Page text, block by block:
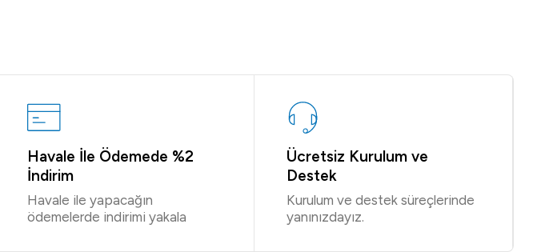
Havale İle Ödemede %2
İndirim
Havale ile yapacağın
ödemelerde indirimi yakala
Ücretsiz Kurulum ve
Destek
Kurulum ve destek süreçlerinde
yanınızdayız.